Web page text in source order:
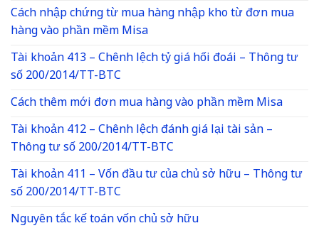
Cách nhập chứng từ mua hàng nhập kho từ đơn mua
hàng vào phần mềm Misa
Tài khoản 413 – Chênh lệch tỷ giá hối đoái – Thông tư
số 200/2014/TT-BTC
Cách thêm mới đơn mua hàng vào phần mềm Misa
Tài khoản 412 – Chênh lệch đánh giá lại tài sản –
Thông tư số 200/2014/TT-BTC
Tài khoản 411 – Vốn đầu tư của chủ sở hữu – Thông tư
số 200/2014/TT-BTC
Nguyên tắc kế toán vốn chủ sở hữu